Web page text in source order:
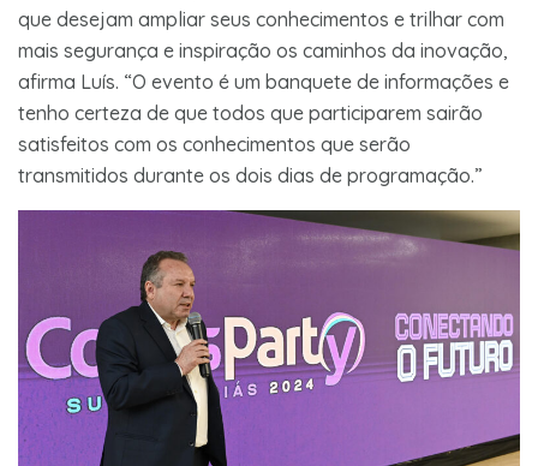
que desejam ampliar seus conhecimentos e trilhar com
mais segurança e inspiração os caminhos da inovação,
afirma Luís. “O evento é um banquete de informações e
tenho certeza de que todos que participarem sairão
satisfeitos com os conhecimentos que serão
transmitidos durante os dois dias de programação.”